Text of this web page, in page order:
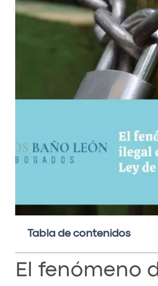
Tabla de contenidos
El fenómeno